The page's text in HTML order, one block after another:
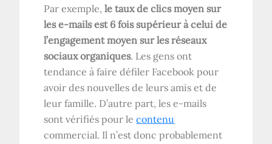
Par exemple,le taux de clics moyen sur
les e-mails est 6 fois supérieur à celui de
l’engagement moyen sur les réseaux
sociaux organiques. Les gens ont
tendance à faire défiler Facebook pour
avoir des nouvelles de leurs amis et de
leur famille. D’autre part, les e-mails
sont vérifiés pour lecontenu
commercial. Il n’est donc probablement